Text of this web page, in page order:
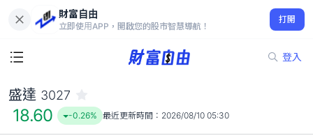
財富自由
立即使用APP，開啟您的股市智慧導航！
打開
登入
18.60
-0.26%
盛達 3027
18.60 -0.26% 最近更新時間： 2026/08/10 05:30